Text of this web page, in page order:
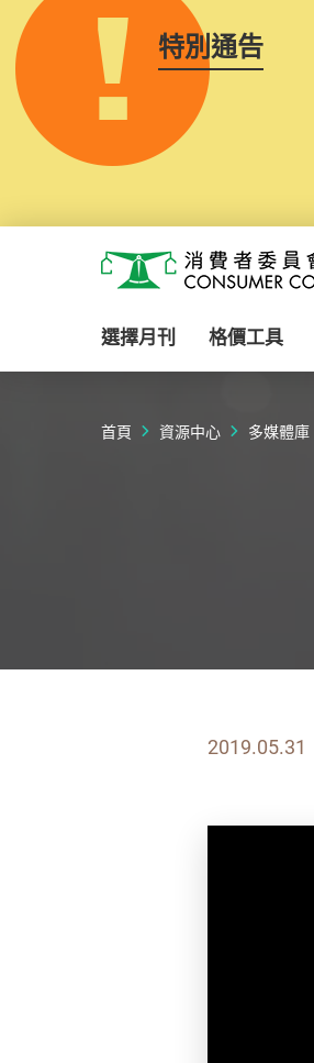
特別通告
消費者委員會
選擇月刊 格價工具
首頁 資源中心 多媒體庫
2019.05.31